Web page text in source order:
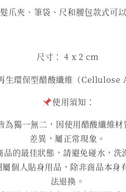
爪夾、筆袋、尺和腰包款式可
尺寸： 4 x 2 cm
生環保型醋酸纖維（Cellulose
使用須知：
一無二，因使用醋酸纖維材
差異，屬正常現象。
最佳狀態，請避免碰水，洗
人貼身用品，除非商品本身
法退換。